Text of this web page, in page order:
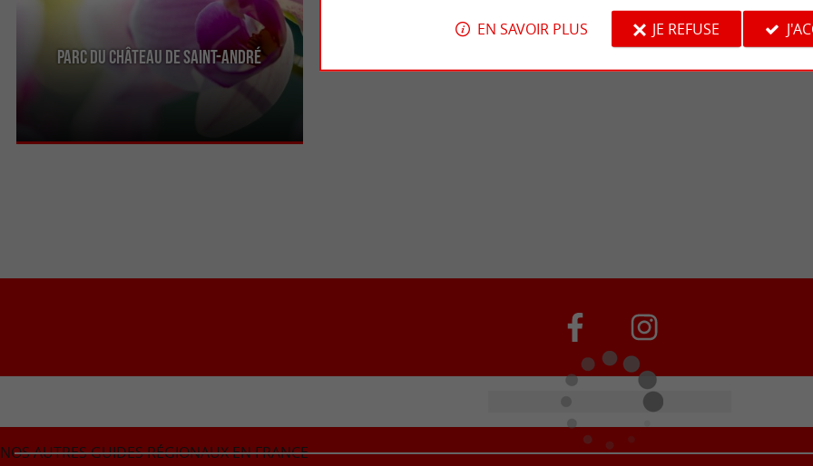
Parc du Château de Saint-André
Le Parc du Château de Saint-André de Mareuil-
sur-Lay-Dissais est un charmant jardin
NOS AUTRES GUIDES RÉGIONAUX EN FRANCE
EN SAVOIR PLUS JE REFUSE